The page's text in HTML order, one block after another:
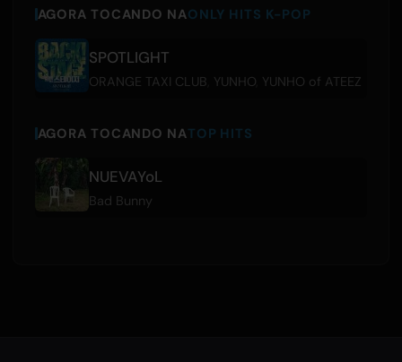
AGORA TOCANDO NAONLY HITS K-POP
SPOTLIGHT
ORANGE TAXI CLUB YUNHO, YUNHO of ATEEZ
AGORA TOCANDO NATOP HITS
NUEVAYoL
Bad Bunny